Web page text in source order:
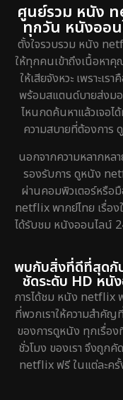
ศูนย์รวม หนัง
ทุกวัน หนังออ
ตั้งใจรวบรวม หนัง
ให้ทุกคนเข้าถึงเนื้อหา
ให้เสียจังหวะ เพราะเ
พร้อมสแตนด์บายส่งม
ไหนกดค้นหาแล้วเจอ
ความสบายที่ต้องกา
นอกจากความหลากหล
รองรับการ ดูหนัง
ผ่านคอมพิวเตอร์หรือ
netflix พากย์ไทย เรื่อ
ได้รับชม หนังออนไลน์
พบกับสิ่งที่ดีที่สุดกั
ชัดระดับ HD หนั
การได้ชม หนัง netflix
ที่พวกเราให้ความสำคัญที่
ของการดูหนัง ทุกเรื่อ
ชั่วโมง ของเรา จึงถูก
netflix ฟรี ในแต่ละครั้